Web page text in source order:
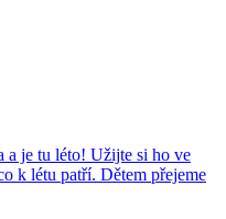
a je tu léto! Užijte si ho ve
k létu patří. Dětem přejeme